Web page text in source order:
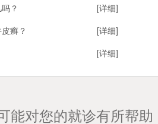
？
[详细]
癣？
[详细]
[详细]
能对您的就诊有所帮助